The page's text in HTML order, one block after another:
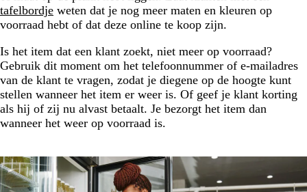
tafelbordje weten dat je nog meer maten en kleuren op
voorraad hebt of dat deze online te koop zijn.
Is het item dat een klant zoekt, niet meer op voorraad?
Gebruik dit moment om het telefoonnummer of e-mailadres
van de klant te vragen, zodat je diegene op de hoogte kunt
stellen wanneer het item er weer is. Of geef je klant korting
als hij of zij nu alvast betaalt. Je bezorgt het item dan
wanneer het weer op voorraad is.